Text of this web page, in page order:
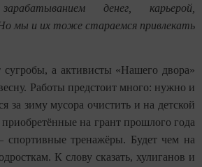
денег, карьерой,
мы и их тоже стараемся привлекать
а активисты «Нашего двора»
Работы предстоит много: нужно и
за зиму мусора очистить и на детской
на грант прошлого года
спортивные тренажёры. Будет чем на
К слову сказать, хулиганов и